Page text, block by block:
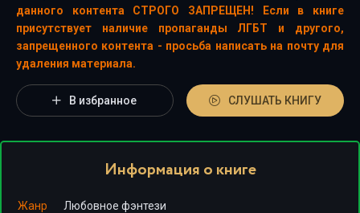
данного контента СТРОГО ЗАПРЕЩЕН! Если в книге
присутствует наличие пропаганды ЛГБТ и другого,
запрещенного контента - просьба написать на почту для
удаления материала.
В избранное СЛУШАТЬ КНИГУ
Информация о книге
Жанр
Любовное фэнтези